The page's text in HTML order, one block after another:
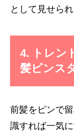
として見せら
4. トレン
髪ピンス
前髪をピンで
識すれば一気